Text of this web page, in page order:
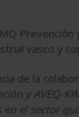
vasco y
de la
y AVEQ-
el sector